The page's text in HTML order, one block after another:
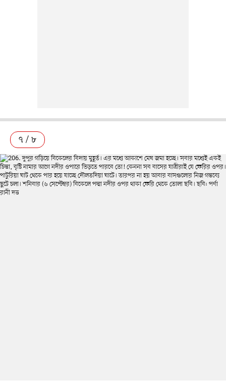
৭ / ৮